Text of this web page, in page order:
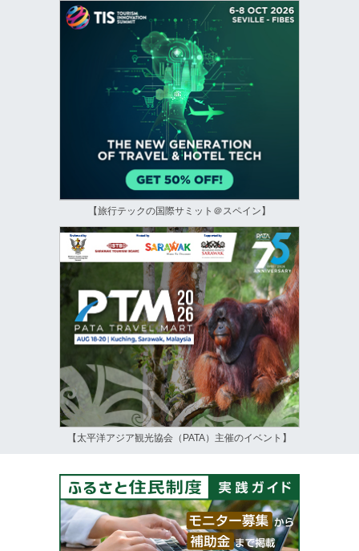
【旅行テックの国際サミット＠スペイン】
【太平洋アジア観光協会（PATA）主催のイベント】